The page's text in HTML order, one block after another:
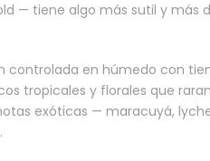
— tiene algo más sutil y más
controlada en húmedo con
tropicales y florales que
exóticas — maracuyá,